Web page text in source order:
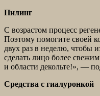
Пилинг
С возрастом процесс
Поэтому помогите своей
двух раз в неделю, чтобы
сделать лицо более
и области декольте!», —
Средства с гиалуронкой